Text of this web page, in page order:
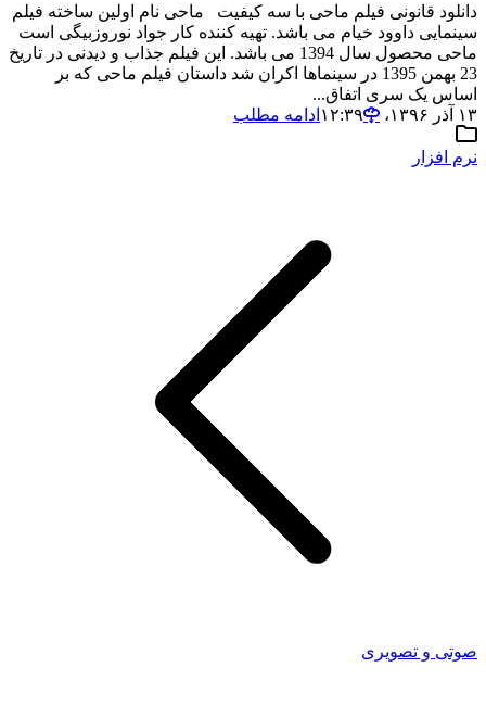
دانلود قانونی فیلم ماحی با سه کیفیت ماحی نام اولین ساخته فیلم
سینمایی داوود خیام می باشد. تهیه کننده کار جواد نوروزبیگی است
ماحی محصول سال 1394 می باشد. این فیلم جذاب و دیدنی در تاریخ
23 بهمن 1395 در سینماها اکران شد داستان فیلم ماحی که بر
اساس یک سری اتفاق...
۱۳ آذر ۱۳۹۶،‏ ۱۲:۳۹
ادامه مطلب
نرم افزار
صوتی و تصویری